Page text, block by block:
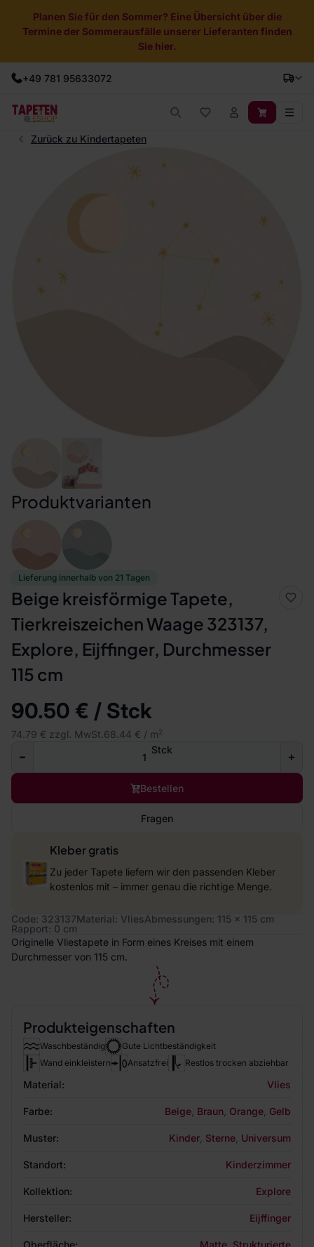
Planen Sie für den Sommer? Eine Übersicht über die
Termine der Sommerausfälle unserer Lieferanten finden
Sie hier.
+49 781 95633072
Zurück zu Kindertapeten
Lieferung innerhalb von 21 Tagen
Beige kreisförmige Tapete,
Tierkreiszeichen Waage 323137,
Explore, Eijffinger, Durchmesser
115 cm
90.50 € / Stck
74.79 € zzgl. MwSt. 68.44 € / m2
Stck
Bestellen
Fragen
Kleber gratis
Zu jeder Tapete liefern wir den passenden Kleber
kostenlos mit – immer genau die richtige Menge.
Code: 323137Material: VliesAbmessungen: 115 x 115 cm
Rapport: 0 cm
Originelle Vliestapete in Form eines Kreises mit einem
Durchmesser von 115 cm.
Produktvarianten
Produkteigenschaften
Waschbeständig
Gute Lichtbeständigkeit
Wand einkleistern
Ansatzfrei Restlos trocken abziehbar
Material: Vlies
Farbe: Beige Braun Orange Gelb
Muster: Kinder Sterne Universum
Standort: Kinderzimmer
Kollektion: Explore
Hersteller: Eijffinger
Oberfläche: Matte Strukturierte